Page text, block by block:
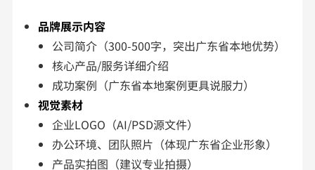
品牌展示内容
公司简介（300-500字，突出广东省本地优势）
核心产品/服务详细介绍
成功案例（广东省本地案例更具说服力）
视觉素材
企业LOGO（AI/PSD源文件）
办公环境、团队照片（体现广东省企业形象）
产品实拍图（建议专业拍摄）